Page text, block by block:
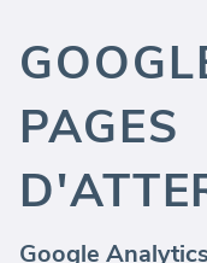
PAGES
Google